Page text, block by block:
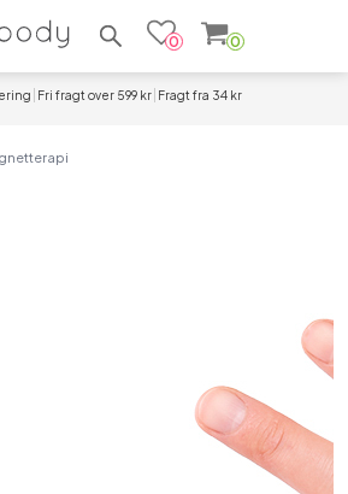
Søg efter produkter
0 0
Fri fragt over 599 kr Fragt fra 34 kr